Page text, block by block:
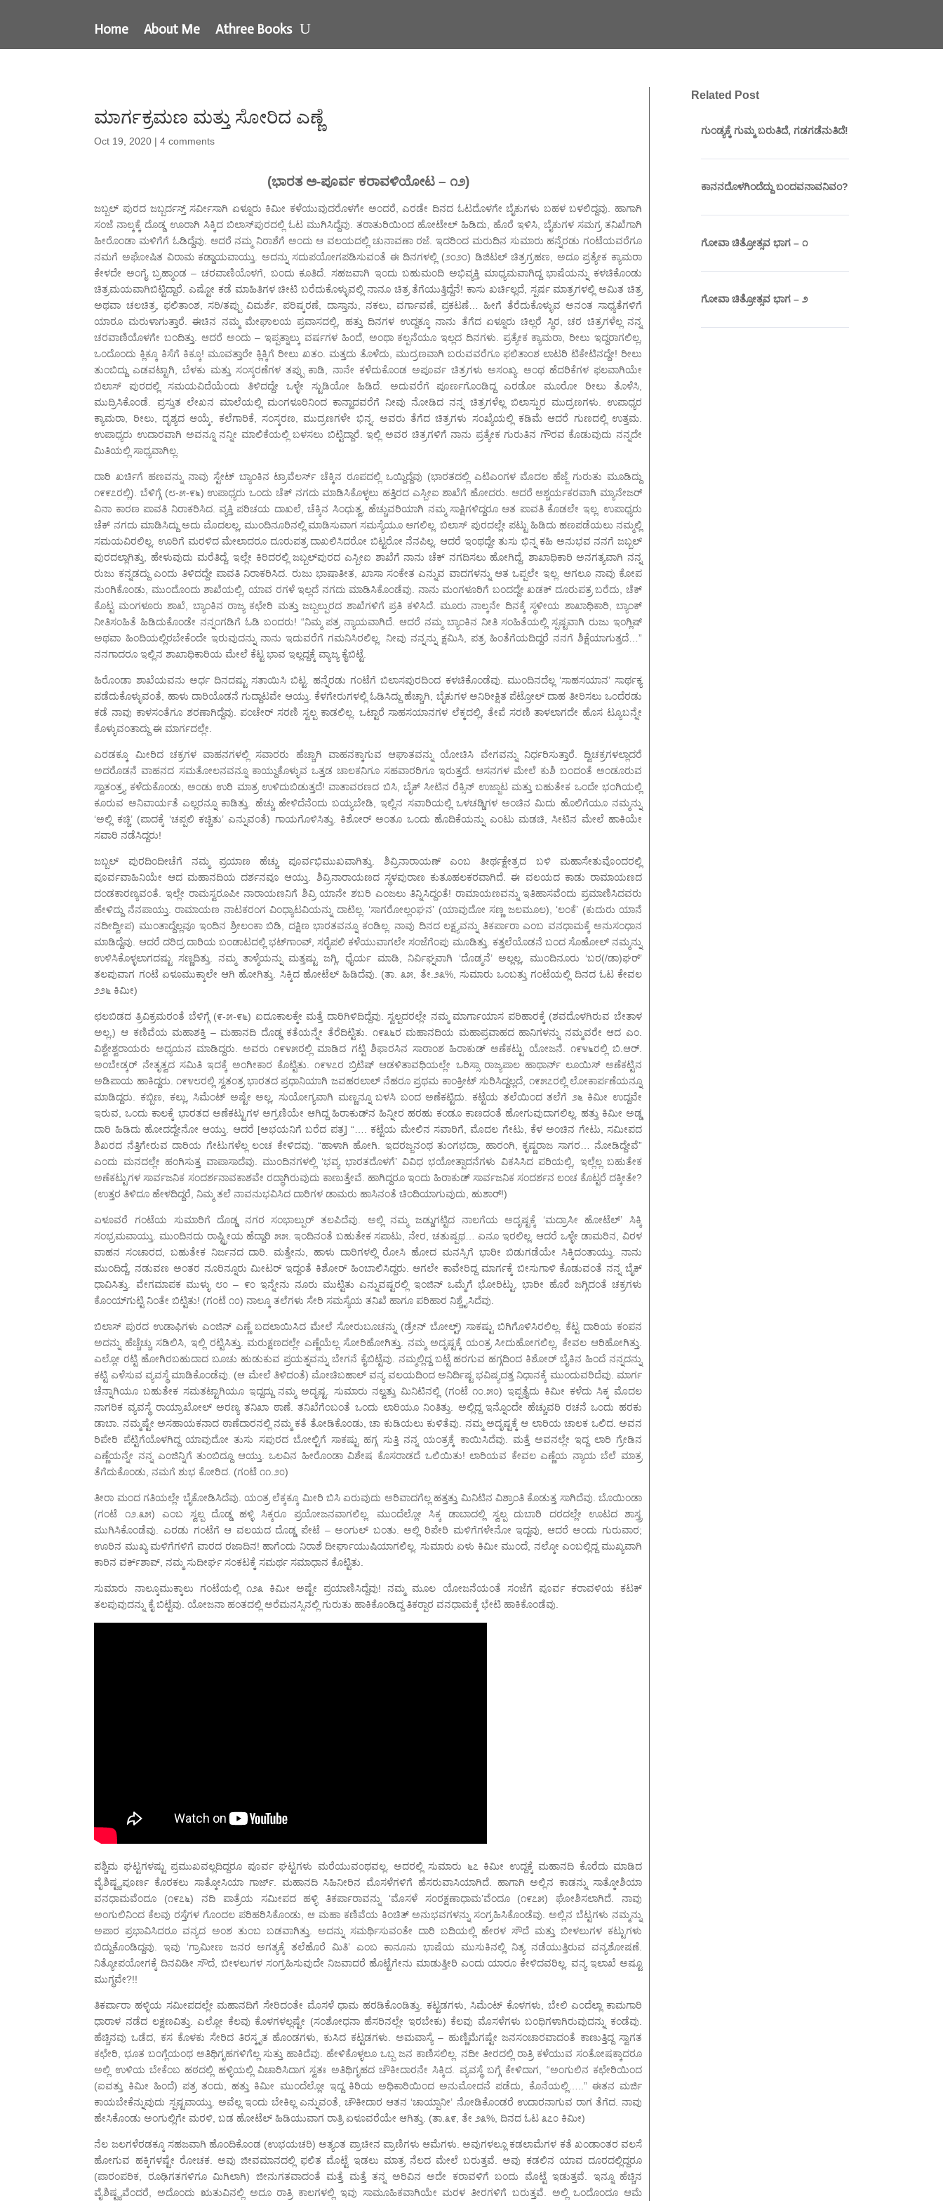
Home About Me Athree Books
ಮಾರ್ಗಕ್ರಮಣ ಮತ್ತು ಸೋರಿದ ಎಣ್ಣೆ
Oct 19, 2020 |4 comments
(ಭಾರತ ಅ-ಪೂರ್ವ ಕರಾವಳಿಯೋಟ – ೧೨)
ಜಬ್ಬಲ್ ಪುರದ ಜಬ್ಬರ್ದಸ್ತ್ ಸರ್ವೀಸಾಗಿ ಏಳ್ನೂರು ಕಿಮೀ ಕಳೆಯುವುದರೊಳಗೇ ಅಂದರೆ, ಎರಡೇ ದಿನದ ಓಟದೊಳಗೇ ಬೈಕುಗಳು ಬಹಳ ಬಳಲಿದ್ದವು. ಹಾಗಾಗಿ
ಸಂಜೆ ನಾಲ್ಕಕ್ಕೆ ದೊಡ್ಡ ಊರಾಗಿ ಸಿಕ್ಕಿದ ಬಿಲಾಸ್‍ಪುರದಲ್ಲಿ ಓಟ ಮುಗಿಸಿದ್ದೆವು. ತರಾತುರಿಯಿಂದ ಹೋಟೇಲ್ ಹಿಡಿದು, ಹೊರೆ ಇಳಿಸಿ, ಬೈಕುಗಳ ಸಮಗ್ರ ತನಿಖೆಗಾಗಿ
ಹೀರೊಂಡಾ ಮಳಿಗೆಗೆ ಓಡಿದ್ದೆವು. ಆದರೆ ನಮ್ಮ ನಿರಾಶೆಗೆ ಅಂದು ಆ ವಲಯದಲ್ಲಿ ಚುನಾವಣಾ ರಜೆ. ಇದರಿಂದ ಮರುದಿನ ಸುಮಾರು ಹನ್ನೆರಡು ಗಂಟೆಯವರೆಗೂ
ನಮಗೆ ಅಘೋಷಿತ ವಿರಾಮ ಕಡ್ಡಾಯವಾಯ್ತು. ಅದನ್ನು ಸದುಪಯೋಗಪಡಿಸುವಂತೆ ಈ ದಿನಗಳಲ್ಲಿ (೨೦೨೦) ಡಿಜಿಟಲ್ ಚಿತ್ರಗ್ರಹಣ, ಅದೂ ಪ್ರತ್ಯೇಕ ಕ್ಯಾಮರಾ
ಕೇಳದೇ ಅಂಗೈ ಬ್ರಹ್ಮಾಂಡ – ಚರವಾಣಿಯೊಳಗೆ, ಬಂದು ಕೂತಿದೆ. ಸಹಜವಾಗಿ ಇಂದು ಬಹುಮಂದಿ ಅಭಿವ್ಯಕ್ತಿ ಮಾಧ್ಯಮವಾಗಿದ್ದ ಭಾಷೆಯನ್ನು ಕಳಚಿಕೊಂಡು
ಚಿತ್ರಮಯವಾಗಿಬಿಟ್ಟಿದ್ದಾರೆ. ಎಷ್ಟೋ ಕಡೆ ಮಾಹಿತಿಗಳ ಚೀಟಿ ಬರೆದುಕೊಳ್ಳುವಲ್ಲಿ ನಾನೂ ಚಿತ್ರ ತೆಗೆಯುತ್ತಿದ್ದೆನೆ! ಕಾಸು ಖರ್ಚಿಲ್ಲದೆ, ಸ್ಪರ್ಷ ಮಾತ್ರಗಳಲ್ಲಿ ಅಮಿತ ಚಿತ್ರ
ಅಥವಾ ಚಲಚಿತ್ರ, ಫಲಿತಾಂಶ, ಸರಿ/ತಪ್ಪು ವಿಮರ್ಶೆ, ಪರಿಷ್ಕರಣೆ, ದಾಸ್ತಾನು, ನಕಲು, ವರ್ಗಾವಣೆ, ಪ್ರಕಟಣೆ… ಹೀಗೆ ತೆರೆದುಕೊಳ್ಳುವ ಅನಂತ ಸಾಧ್ಯತೆಗಳಿಗೆ
ಯಾರೂ ಮರುಳಾಗುತ್ತಾರೆ. ಈಚಿನ ನಮ್ಮ ಮೇಘಾಲಯ ಪ್ರವಾಸದಲ್ಲಿ, ಹತ್ತು ದಿನಗಳ ಉದ್ದಕ್ಕೂ ನಾನು ತೆಗೆದ ಏಳ್ನೂರು ಚಿಲ್ಲರೆ ಸ್ಥಿರ, ಚರ ಚಿತ್ರಗಳೆಲ್ಲ ನನ್ನ
ಚರವಾಣಿಯೊಳಗೇ ಬಂದಿತ್ತು. ಆದರೆ ಅಂದು – ಇಪ್ಪತ್ನಾಲ್ಕು ವರ್ಷಗಳ ಹಿಂದೆ, ಅಂಥಾ ಕಲ್ಪನೆಯೂ ಇಲ್ಲದ ದಿನಗಳು. ಪ್ರತ್ಯೇಕ ಕ್ಯಾಮರಾ, ರೀಲು ಇದ್ದರಾಗಲಿಲ್ಲ,
ಒಂದೊಂದು ಕ್ಲಿಕ್ಕೂ ಕಿಸೆಗೆ ಕಿಕ್ಕೂ! ಮೂವತ್ತಾರೇ ಕ್ಲಿಕ್ಕಿಗೆ ರೀಲು ಖತಂ. ಮತ್ತದು ತೊಳೆದು, ಮುದ್ರಣವಾಗಿ ಬರುವವರೆಗೂ ಫಲಿತಾಂಶ ಲಾಟರಿ ಟಿಕೇಟಿನದ್ದೇ! ರೀಲು
ತುಂಬಿದ್ದು ಎಡವಟ್ಟಾಗಿ, ಬೆಳಕು ಮತ್ತು ಸಂಸ್ಕರಣೆಗಳ ತಪ್ಪು ಕಾಡಿ, ನಾನೇ ಕಳೆದುಕೊಂಡ ಅಪೂರ್ವ ಚಿತ್ರಗಳು ಅಸಂಖ್ಯ. ಅಂಥ ಹೆದರಿಕೆಗಳ ಫಲವಾಗಿಯೇ
ಬಿಲಾಸ್ ಪುರದಲ್ಲಿ ಸಮಯವಿದೆಯೆಂದು ತಿಳಿದದ್ದೇ ಒಳ್ಳೇ ಸ್ಟುಡಿಯೋ ಹಿಡಿದೆ. ಅದುವರೆಗೆ ಪೂರ್ಣಗೊಂಡಿದ್ದ ಎರಡೋ ಮೂರೋ ರೀಲು ತೊಳೆಸಿ,
ಮುದ್ರಿಸಿಕೊಂಡೆ. ಪ್ರಸ್ತುತ ಲೇಖನ ಮಾಲೆಯಲ್ಲಿ ಮಂಗಳೂರಿನಿಂದ ಕಾನ್ಹಾದವರೆಗೆ ನೀವು ನೋಡಿದ ನನ್ನ ಚಿತ್ರಗಳೆಲ್ಲ ಬಿಲಾಸ್ಪುರ ಮುದ್ರಣಗಳು. ಉಪಾಧ್ಯರ
ಕ್ಯಾಮರಾ, ರೀಲು, ದೃಶ್ಯದ ಆಯ್ಕೆ, ಕಲೆಗಾರಿಕೆ, ಸಂಸ್ಕರಣ, ಮುದ್ರಣಗಳೇ ಭಿನ್ನ. ಅವರು ತೆಗೆದ ಚಿತ್ರಗಳು ಸಂಖ್ಯೆಯಲ್ಲಿ ಕಡಿಮೆ ಆದರೆ ಗುಣದಲ್ಲಿ ಉತ್ತಮ.
ಉಪಾಧ್ಯರು ಉದಾರವಾಗಿ ಅವನ್ನೂ ನನ್ನೀ ಮಾಲಿಕೆಯಲ್ಲಿ ಬಳಸಲು ಬಿಟ್ಟಿದ್ದಾರೆ. ಇಲ್ಲಿ ಅವರ ಚಿತ್ರಗಳಿಗೆ ನಾನು ಪ್ರತ್ಯೇಕ ಗುರುತಿನ ಗೌರವ ಕೊಡುವುದು ನನ್ನದೇ
ಮಿತಿಯಲ್ಲಿ ಸಾಧ್ಯವಾಗಿಲ್ಲ.
ದಾರಿ ಖರ್ಚಿಗೆ ಹಣವನ್ನು ನಾವು ಸ್ಟೇಟ್ ಬ್ಯಾಂಕಿನ ಟ್ರಾವೆಲರ್ಸ್ ಚೆಕ್ಕಿನ ರೂಪದಲ್ಲಿ ಒಯ್ದಿದ್ದೆವು (ಭಾರತದಲ್ಲಿ ಎಟಿಎಂಗಳ ಮೊದಲ ಹೆಜ್ಜೆ ಗುರುತು ಮೂಡಿದ್ದು
೧೯೯೭ರಲ್ಲಿ). ಬೆಳಿಗ್ಗೆ (೮-೫-೯೬) ಉಪಾಧ್ಯರು ಒಂದು ಚೆಕ್ ನಗದು ಮಾಡಿಸಿಕೊಳ್ಳಲು ಹತ್ತಿರದ ಎಸ್ಬೀಐ ಶಾಖೆಗೆ ಹೋದರು. ಆದರೆ ಆಶ್ಚರ್ಯಕರವಾಗಿ ಮ್ಯಾನೇಜರ್
ವಿನಾ ಕಾರಣ ಪಾವತಿ ನಿರಾಕರಿಸಿದ. ವ್ಯಕ್ತಿ ಪರಿಚಯ ದಾಖಲೆ, ಚೆಕ್ಕಿನ ಸಿಂಧುತ್ವ, ಹೆಚ್ಚುವರಿಯಾಗಿ ನಮ್ಮ ಸಾಕ್ಷಿಗಳಿದ್ದರೂ ಆತ ಪಾವತಿ ಕೊಡಲೇ ಇಲ್ಲ. ಉಪಾಧ್ಯರು
ಚೆಕ್ ನಗದು ಮಾಡಿಸಿದ್ದು ಅದು ಮೊದಲಲ್ಲ, ಮುಂದಿನೂರಿನಲ್ಲಿ ಮಾಡಿಸುವಾಗ ಸಮಸ್ಯೆಯೂ ಆಗಲಿಲ್ಲ. ಬಿಲಾಸ್ ಪುರದಲ್ಲೇ ಪಟ್ಟು ಹಿಡಿದು ಹಣಪಡೆಯಲು ನಮ್ಮಲ್ಲಿ
ಸಮಯವಿರಲಿಲ್ಲ. ಊರಿಗೆ ಮರಳಿದ ಮೇಲಾದರೂ ದೂರುಪತ್ರ ದಾಖಲಿಸಿದರೋ ಬಿಟ್ಟರೋ ನೆನಪಿಲ್ಲ. ಆದರೆ ಇಂಥದ್ದೇ ತುಸು ಭಿನ್ನ ಕಹಿ ಅನುಭವ ನನಗೆ ಜಬ್ಬಲ್
ಪುರದಲ್ಲಾಗಿತ್ತು, ಹೇಳುವುದು ಮರೆತಿದ್ದೆ. ಇಲ್ಲೇ ಕಿರಿದರಲ್ಲಿ ಜಬ್ಬಲ್‍ಪುರದ ಎಸ್ಬೀಐ ಶಾಖೆಗೆ ನಾನು ಚೆಕ್ ನಗದಿಸಲು ಹೋಗಿದ್ದೆ. ಶಾಖಾಧಿಕಾರಿ ಅನಗತ್ಯವಾಗಿ ನನ್ನ
ರುಜು ಕನ್ನಡದ್ದು ಎಂದು ತಿಳಿದದ್ದೇ ಪಾವತಿ ನಿರಾಕರಿಸಿದ. ರುಜು ಭಾಷಾತೀತ, ಖಾಸಾ ಸಂಕೇತ ಎನ್ನುವ ವಾದಗಳನ್ನು ಆತ ಒಪ್ಪಲೇ ಇಲ್ಲ. ಆಗಲೂ ನಾವು ಕೋಪ
ನುಂಗಿಕೊಂಡು, ಮುಂದೊಂದು ಶಾಖೆಯಲ್ಲಿ, ಯಾವ ರಗಳೆ ಇಲ್ಲದೆ ನಗದು ಮಾಡಿಸಿಕೊಂಡೆವು. ನಾನು ಮಂಗಳೂರಿಗೆ ಬಂದದ್ದೇ ಖಡಕ್ ದೂರುಪತ್ರ ಬರೆದು, ಚೆಕ್
ಕೊಟ್ಟ ಮಂಗಳೂರು ಶಾಖೆ, ಬ್ಯಾಂಕಿನ ರಾಜ್ಯ ಕಛೇರಿ ಮತ್ತು ಜಬ್ಬಲ್ಪುರದ ಶಾಖೆಗಳಿಗೆ ಪ್ರತಿ ಕಳಿಸಿದೆ. ಮೂರು ನಾಲ್ಕನೇ ದಿನಕ್ಕೆ ಸ್ಥಳೀಯ ಶಾಖಾಧಿಕಾರಿ, ಬ್ಯಾಂಕ್
ನೀತಿಸಂಹಿತೆ ಹಿಡಿದುಕೊಂಡೇ ನನ್ನಂಗಡಿಗೆ ಓಡಿ ಬಂದರು! “ನಿಮ್ಮ ಪತ್ರ ನ್ಯಾಯವಾಗಿದೆ. ಆದರೆ ನಮ್ಮ ಬ್ಯಾಂಕಿನ ನೀತಿ ಸಂಹಿತೆಯಲ್ಲಿ ಸ್ಪಷ್ಟವಾಗಿ ರುಜು ಇಂಗ್ಲಿಷ್
ಅಥವಾ ಹಿಂದಿಯಲ್ಲಿರಬೇಕೆಂದೇ ಇರುವುದನ್ನು ನಾನು ಇದುವರೆಗೆ ಗಮನಿಸಿರಲಿಲ್ಲ. ನೀವು ನನ್ನನ್ನು ಕ್ಷಮಿಸಿ, ಪತ್ರ ಹಿಂತೆಗೆಯದಿದ್ದರೆ ನನಗೆ ಶಿಕ್ಷೆಯಾಗುತ್ತದೆ…”
ನನಗಾದರೂ ಇಲ್ಲಿನ ಶಾಖಾಧಿಕಾರಿಯ ಮೇಲೆ ಕೆಟ್ಟ ಭಾವ ಇಲ್ಲದ್ದಕ್ಕೆ ವ್ಯಾಜ್ಯ ಕೈಬಿಟ್ಟೆ.
ಹಿರೊಂಡಾ ಶಾಖೆಯವನು ಅರ್ಧ ದಿನದಷ್ಟು ಸತಾಯಿಸಿ ಬಿಟ್ಟ. ಹನ್ನೆರಡು ಗಂಟೆಗೆ ಬಿಲಾಸಪುರದಿಂದ ಕಳಚಿಕೊಂಡೆವು. ಮುಂದಿನದೆಲ್ಲ ‘ಸಾಹಸಯಾನ’ ಸಾರ್ಥಕ್ಯ
ಪಡೆದುಕೊಳ್ಳುವಂತೆ, ಹಾಳು ದಾರಿಯೊಡನೆ ಗುದ್ದಾಟವೇ ಆಯ್ತು. ಕೆಳಗೇರುಗಳಲ್ಲಿ ಓಡಿಸಿದ್ದು ಹೆಚ್ಚಾಗಿ, ಬೈಕುಗಳ ಅನಿರೀಕ್ಷಿತ ಪೆಟ್ರೋಲ್ ದಾಹ ತೀರಿಸಲು ಒಂದೆರಡು
ಕಡೆ ನಾವು ಕಾಳಸಂತೆಗೂ ಶರಣಾಗಿದ್ದೆವು. ಪಂಚೇರ್ ಸರಣಿ ಸ್ವಲ್ಪ ಕಾಡಲಿಲ್ಲ. ಒಟ್ಟಾರೆ ಸಾಹಸಯಾನಗಳ ಲೆಕ್ಕದಲ್ಲಿ, ತೇಪೆ ಸರಣಿ ತಾಳಲಾಗದೇ ಹೊಸ ಟ್ಯೂಬನ್ನೇ
ಕೊಳ್ಳುವಂತಾದ್ದು ಈ ಮಾರ್ಗದಲ್ಲೇ.
ಎರಡಕ್ಕೂ ಮೀರಿದ ಚಕ್ರಗಳ ವಾಹನಗಳಲ್ಲಿ ಸವಾರರು ಹೆಚ್ಚಾಗಿ ವಾಹನಕ್ಕಾಗುವ ಆಘಾತವನ್ನು ಯೋಚಿಸಿ ವೇಗವನ್ನು ನಿರ್ಧರಿಸುತ್ತಾರೆ. ದ್ವಿಚಕ್ರಗಳಲ್ಲಾದರೆ
ಅದರೊಡನೆ ವಾಹನದ ಸಮತೋಲನವನ್ನೂ ಕಾಯ್ದುಕೊಳ್ಳುವ ಒತ್ತಡ ಚಾಲಕನಿಗೂ ಸಹವಾರರಿಗೂ ಇರುತ್ತದೆ. ಆಸನಗಳ ಮೇಲೆ ಕುಶಿ ಬಂದಂತೆ ಅಂಡೂರುವ
ಸ್ವಾತಂತ್ರ್ಯ ಕಳೆದುಕೊಂಡು, ಅಂಡು ಉರಿ ಮಾತ್ರ ಉಳಿದುಬಿಡುತ್ತದೆ! ವಾತಾವರಣದ ಬಿಸಿ, ಬೈಕ್ ಸೀಟಿನ ರೆಕ್ಸಿನ್ ಉಜ್ಜಾಟ ಮತ್ತು ಬಹುತೇಕ ಒಂದೇ ಭಂಗಿಯಲ್ಲಿ
ಕೂರುವ ಅನಿವಾರ್ಯತೆ ಎಲ್ಲರನ್ನೂ ಕಾಡಿತ್ತು. ಹೆಚ್ಚು ಹೇಳಿದೆನೆಂದು ಬಯ್ಯಬೇಡಿ, ಇಲ್ಲಿನ ಸವಾರಿಯಲ್ಲಿ ಒಳಚಡ್ಡಿಗಳ ಅಂಚಿನ ಮಿದು ಹೊಲಿಗೆಯೂ ನಮ್ಮನ್ನು
‘ಅಲ್ಲಿ ಕಚ್ಚಿ’ (ಪಾದಕ್ಕೆ ‘ಚಪ್ಪಲಿ ಕಚ್ಚಿತು’ ಎನ್ನುವಂತೆ) ಗಾಯಗೊಳಿಸಿತ್ತು. ಕಿಶೋರ್ ಅಂತೂ ಒಂದು ಹೊದಿಕೆಯನ್ನು ಎಂಟು ಮಡಚಿ, ಸೀಟಿನ ಮೇಲೆ ಹಾಕಿಯೇ
ಸವಾರಿ ನಡೆಸಿದ್ದರು!
ಜಬ್ಬಲ್ ಪುರದಿಂದೀಚೆಗೆ ನಮ್ಮ ಪ್ರಯಾಣ ಹೆಚ್ಚು ಪೂರ್ವಭಿಮುಖವಾಗಿತ್ತು. ಶಿವ್ರಿನಾರಾಯಣ್ ಎಂಬ ತೀರ್ಥಕ್ಷೇತ್ರದ ಬಳಿ ಮಹಾಸೇತುವೊಂದರಲ್ಲಿ
ಪೂರ್ವವಾಹಿನಿಯೇ ಆದ ಮಹಾನದಿಯ ದರ್ಶನವೂ ಆಯ್ತು. ಶಿವ್ರಿನಾರಾಯಣದ ಸ್ಥಳಪುರಾಣ ಕುತೂಹಲಕರವಾಗಿದೆ. ಈ ವಲಯದ ಕಾಡು ರಾಮಾಯಣದ
ದಂಡಕಾರಣ್ಯವಂತೆ. ಇಲ್ಲೇ ರಾಮಸ್ವರೂಪೀ ನಾರಾಯಣನಿಗೆ ಶಿವ್ರಿ ಯಾನೇ ಶಬರಿ ಎಂಜಲು ತಿನ್ನಿಸಿದ್ದಂತೆ! ರಾಮಾಯಣವನ್ನು ಇತಿಹಾಸವೆಂದು ಪ್ರಮಾಣಿಸಿದವರು
ಹೇಳಿದ್ದು ನೆನಪಾಯ್ತು. ರಾಮಾಯಣ ನಾಟಕರಂಗ ವಿಂಧ್ಯಾಟವಿಯನ್ನು ದಾಟಿಲ್ಲ. ‘ಸಾಗರೋಲ್ಲಂಘನ’ (ಯಾವುದೋ ಸಣ್ಣ ಜಲಮೂಲ), ‘ಲಂಕೆ’ (ಕುದುರು ಯಾನೆ
ನದೀದ್ವೀಪ) ಮುಂತಾದ್ದೆಲ್ಲವೂ ಇಂದಿನ ಶ್ರೀಲಂಕಾ ಬಿಡಿ, ದಕ್ಷಿಣ ಭಾರತವನ್ನೂ ಕಂಡಿಲ್ಲ. ನಾವು ದಿನದ ಲಕ್ಷ್ಯವನ್ನು ತಿಕರ್ಪಾರಾ ಎಂಬ ವನಧಾಮಕ್ಕೆ ಅನುಸಂಧಾನ
ಮಾಡಿದ್ದೆವು. ಆದರೆ ದರಿದ್ರ ದಾರಿಯ ಬಂಡಾಟದಲ್ಲಿ ಭಟ್‍ಗಾಂವ್, ಸರೈಪಲಿ ಕಳೆಯುವಾಗಲೇ ಸಂಜೆಗೆಂಪು ಮೂಡಿತ್ತು. ಕತ್ತಲೆಯೊಡನೆ ಬಂದ ಸೊಹೋಲ್ ನಮ್ಮನ್ನು
ಉಳಿಸಿಕೊಳ್ಳಲಾಗದಷ್ಟು ಸಣ್ಣದಿತ್ತು. ನಮ್ಮ ತಾಳ್ಮೆಯನ್ನು ಮತ್ತಷ್ಟು ಜಗ್ಗಿ, ಧೈರ್ಯ ಮಾಡಿ, ನಿರ್ವಿಘ್ನವಾಗಿ ‘ದೊಡ್ಮನೆ’ ಅಲ್ಲಲ್ಲ, ಮುಂದಿನೂರು ‘ಬರ(/ಡಾ)ಘರ್’
ತಲಪುವಾಗ ಗಂಟೆ ಏಳೂಮುಕ್ಕಾಲೇ ಆಗಿ ಹೋಗಿತ್ತು. ಸಿಕ್ಕಿದ ಹೋಟೆಲ್ ಹಿಡಿದೆವು. (ತಾ. ೩೫, ತೇ.೨೩%, ಸುಮಾರು ಒಂಬತ್ತು ಗಂಟೆಯಲ್ಲಿ ದಿನದ ಓಟ ಕೇವಲ
೨೨೬ ಕಿಮೀ)
ಛಲಬಿಡದ ತ್ರಿವಿಕ್ರಮರಂತೆ ಬೆಳಿಗ್ಗೆ (೯-೫-೯೬) ಐದೂಕಾಲಕ್ಕೇ ಮತ್ತೆ ದಾರಿಗಿಳಿದಿದ್ದೆವು. ಸ್ವಲ್ಪದರಲ್ಲೇ ನಮ್ಮ ಮಾರ್ಗಾಯಾಸ ಪರಿಹಾರಕ್ಕೆ (ಶವದೊಳಗಿರುವ ಬೇತಾಳ
ಅಲ್ಲ,) ಆ ಕಣಿವೆಯ ಮಹಾಶಕ್ತಿ – ಮಹಾನದಿ ದೊಡ್ಡ ಕತೆಯನ್ನೇ ತೆರೆದಿಟ್ಟಿತು. ೧೯೩೬ರ ಮಹಾನದಿಯ ಮಹಾಪ್ರವಾಹದ ಹಾನಿಗಳನ್ನು ನಮ್ಮವರೇ ಆದ ಎಂ.
ವಿಶ್ವೇಶ್ವರಾಯರು ಅಧ್ಯಯನ ಮಾಡಿದ್ದರು. ಅವರು ೧೯೪೫ರಲ್ಲಿ ಮಾಡಿದ ಗಟ್ಟಿ ಶಿಫಾರಸಿನ ಸಾರಾಂಶ ಹಿರಾಕುಡ್ ಅಣೆಕಟ್ಟು ಯೋಜನೆ. ೧೯೪೬ರಲ್ಲಿ ಬಿ.ಆರ್.
ಅಂಬೇಡ್ಕರ್ ನೇತೃತ್ವದ ಸಮಿತಿ ಇದಕ್ಕೆ ಅಂಗೀಕಾರ ಕೊಟ್ಟಿತು. ೧೯೪೭ರ ಬ್ರಿಟಿಷ್ ಆಡಳಿತಾವಧಿಯಲ್ಲೇ ಒರಿಸ್ಸಾ ರಾಜ್ಯಪಾಲ ಹಾಥಾರ್ನ್ ಲೂಯಿಸ್ ಅಣೆಕಟ್ಟಿನ
ಅಡಿಪಾಯ ಹಾಕಿದ್ದರು. ೧೯೪೮ರಲ್ಲಿ ಸ್ವತಂತ್ರ ಭಾರತದ ಪ್ರಧಾನಿಯಾಗಿ ಜವಹರಲಾಲ್ ನೆಹರೂ ಪ್ರಥಮ ಕಾಂಕ್ರೀಟ್ ಸುರಿಸಿದ್ದಲ್ಲದೆ, ೧೯೫೭ರಲ್ಲಿ ಲೋಕಾರ್ಪಣೆಯನ್ನೂ
ಮಾಡಿದ್ದರು. ಕಬ್ಬಿಣ, ಕಲ್ಲು, ಸಿಮೆಂಟ್ ಅಷ್ಟೇ ಅಲ್ಲ, ಸುಯೋಗ್ಯವಾಗಿ ಮಣ್ಣನ್ನೂ ಬಳಸಿ ಬಂದ ಅಣೆಕಟ್ಟಿದು. ಕಟ್ಟೆಯ ತಲೆಯಿಂದ ತಲೆಗೆ ೨೬ ಕಿಮೀ ಉದ್ದವೇ
ಇರುವ, ಒಂದು ಕಾಲಕ್ಕೆ ಭಾರತದ ಅಣೆಕಟ್ಟುಗಳ ಅಗ್ರಣಿಯೇ ಆಗಿದ್ದ ಹಿರಾಕುಡ್‍ನ ಹಿನ್ನೀರ ಹರಹು ಕಂಡೂ ಕಾಣದಂತೆ ಹೋಗುವುದಾಗಲಿಲ್ಲ. ಹತ್ತು ಕಿಮೀ ಅಡ್ಡ
ದಾರಿ ಹಿಡಿದು ಹೋದದ್ದೇನೋ ಆಯ್ತು. ಆದರೆ [ಅಭಯನಿಗೆ ಬರೆದ ಪತ್ರ] “…. ಕಟ್ಟೆಯ ಮೇಲಿನ ಸವಾರಿಗೆ, ಮೊದಲ ಗೇಟು, ಕೆಳ ಅಂಚಿನ ಗೇಟು, ಸಮೀಪದ
ಶಿಖರದ ನೆತ್ತಿಗೇರುವ ದಾರಿಯ ಗೇಟುಗಳೆಲ್ಲ ಲಂಚ ಕೇಳಿದವು. “ಹಾಳಾಗಿ ಹೋಗಿ. ಇದರಜ್ಜನಂಥ ತುಂಗಭದ್ರಾ, ಹಾರಂಗಿ, ಕೃಷ್ಣರಾಜ ಸಾಗರ… ನೋಡಿದ್ದೇವೆ”
ಎಂದು ಮನದಲ್ಲೇ ಹಂಗಿಸುತ್ತ ವಾಪಾಸಾದೆವು. ಮುಂದಿನಗಳಲ್ಲಿ ‘ಭವ್ಯ ಭಾರತದೊಳಗೆ’ ವಿವಿಧ ಭಯೋತ್ಪಾದನೆಗಳು ವಿಕಸಿಸಿದ ಪರಿಯಲ್ಲಿ, ಇಲ್ಲೆಲ್ಲ ಬಹುತೇಕ
ಅಣೆಕಟ್ಟುಗಳ ಸಾರ್ವಜನಿಕ ಸಂದರ್ಶನಾವಕಾಶವೇ ರದ್ಧಾಗಿರುವುದು ಕಾಣುತ್ತೇವೆ. ಹಾಗಿದ್ದರೂ ಇಂದು ಹಿರಾಕುಡ್ ಸಾರ್ವಜನಿಕ ಸಂದರ್ಶನ ಲಂಚ ಕೊಟ್ಟರೆ ದಕ್ಕೀತೇ?
(ಉತ್ತರ ತಿಳಿದೂ ಹೇಳದಿದ್ದರೆ, ನಿಮ್ಮ ತಲೆ ನಾವನುಭವಿಸಿದ ದಾರಿಗಳ ಡಾಮರು ಹಾಸಿನಂತೆ ಚಿಂದಿಯಾಗುವುದು, ಹುಶಾರ್!)
ಏಳೂವರೆ ಗಂಟೆಯ ಸುಮಾರಿಗೆ ದೊಡ್ಡ ನಗರ ಸಂಭಾಲ್ಪುರ್ ತಲಪಿದೆವು. ಅಲ್ಲಿ ನಮ್ಮ ಜಡ್ಡುಗಟ್ಟಿದ ನಾಲಗೆಯ ಅದೃಷ್ಟಕ್ಕೆ ‘ಮದ್ರಾಸೀ ಹೋಟೆಲ್’ ಸಿಕ್ಕಿ
ಸಂಭ್ರಮವಾಯ್ತು. ಮುಂದಿನದು ರಾಷ್ಟ್ರೀಯ ಹೆದ್ದಾರಿ ೫೫. ಇಂದಿನಂತೆ ಬಹುತೇಕ ಸಪಾಟು, ನೇರ, ಚತುಷ್ಪಥ… ಏನೂ ಇರಲಿಲ್ಲ. ಆದರೆ ಒಳ್ಳೇ ಡಾಮರಿನ, ವಿರಳ
ವಾಹನ ಸಂಚಾರದ, ಬಹುತೇಕ ನಿರ್ಜನದ ದಾರಿ. ಮತ್ತೇನು, ಹಾಳು ದಾರಿಗಳಲ್ಲಿ ರೋಸಿ ಹೋದ ಮನಸ್ಸಿಗೆ ಭಾರೀ ಬಿಡುಗಡೆಯೇ ಸಿಕ್ಕಿದಂತಾಯ್ತು. ನಾನು
ಮುಂದಿದ್ದೆ, ನಡುವಣ ಅಂತರ ನೂರಿನ್ನೂರು ಮೀಟರ್ ಇದ್ದಂತೆ ಕಿಶೋರ್ ಹಿಂಬಾಲಿಸಿದ್ದರು. ಆಗಲೇ ಕಾವೇರಿದ್ದ ಮಾರ್ಗಕ್ಕೆ ಬೀಸುಗಾಳಿ ಕೊಡುವಂತೆ ನನ್ನ ಬೈಕ್
ಧಾವಿಸಿತ್ತು. ವೇಗಮಾಪಕ ಮುಳ್ಳು ೮೦ – ೯೦ ಇನ್ನೇನು ನೂರು ಮುಟ್ಟಿತು ಎನ್ನುವಷ್ಟರಲ್ಲಿ ಇಂಜಿನ್ ಒಮ್ಮೆಗೆ ಭೋರಿಟ್ಟು, ಭಾರೀ ಹೊರೆ ಜಗ್ಗಿದಂತೆ ಚಕ್ರಗಳು
ಕೊಂಯ್‍ಗುಟ್ಟಿ ನಿಂತೇ ಬಿಟ್ಟಿತು! (ಗಂಟೆ ೧೦) ನಾಲ್ಕೂ ತಲೆಗಳು ಸೇರಿ ಸಮಸ್ಯೆಯ ತನಿಖೆ ಹಾಗೂ ಪರಿಹಾರ ನಿಶ್ಚೈಸಿದೆವು.
ಬಿಲಾಸ್ ಪುರದ ಉಡಾಫಿಗಳು ಎಂಜಿನ್ ಎಣ್ಣೆ ಬದಲಾಯಿಸಿದ ಮೇಲೆ ಸೋರುಬೂಚನ್ನು (ಡ್ರೇನ್ ಬೋಲ್ಟ್) ಸಾಕಷ್ಟು ಬಿಗಿಗೊಳಿಸಿರಲಿಲ್ಲ. ಕೆಟ್ಟ ದಾರಿಯ ಕಂಪನ
ಅದನ್ನು ಹೆಚ್ಚೆಚ್ಚು ಸಡಿಲಿಸಿ, ಇಲ್ಲಿ ರಟ್ಟಿಸಿತ್ತು. ಮರುಕ್ಷಣದಲ್ಲೇ ಎಣ್ಣೆಯೆಲ್ಲ ಸೋರಿಹೋಗಿತ್ತು. ನಮ್ಮ ಅದೃಷ್ಟಕ್ಕೆ ಯಂತ್ರ ಸೀದುಹೋಗಲಿಲ್ಲ, ಕೇವಲ ಆರಿಹೋಗಿತ್ತು.
ಎಲ್ಲೋ ರಟ್ಟಿ ಹೋಗಿರಬಹುದಾದ ಬೂಚು ಹುಡುಕುವ ಪ್ರಯತ್ನವನ್ನು ಬೇಗನೆ ಕೈಬಿಟ್ಟೆವು. ನಮ್ಮಲ್ಲಿದ್ದ ಬಟ್ಟೆ ಹರಗುವ ಹಗ್ಗದಿಂದ ಕಿಶೋರ್ ಬೈಕಿನ ಹಿಂದೆ ನನ್ನದನ್ನು
ಕಟ್ಟಿ ಎಳೆಸುವ ವ್ಯವಸ್ಥೆ ಮಾಡಿಕೊಂಡೆವು. (ಆ ಮೇಲೆ ತಿಳಿದಂತೆ) ಮೋಚಿಬಹಾಲ್ ವನ್ಯ ವಲಯದಿಂದ ಅನಿರ್ದಿಷ್ಟ ಭವಿಷ್ಯದತ್ತ ನಿಧಾನಕ್ಕೆ ಮುಂದುವರಿದೆವು. ಮಾರ್ಗ
ಚೆನ್ನಾಗಿಯೂ ಬಹುತೇಕ ಸಮತಟ್ಟಾಗಿಯೂ ಇದ್ದದ್ದು ನಮ್ಮ ಅದೃಷ್ಟ. ಸುಮಾರು ನಲ್ವತ್ತು ಮಿನಿಟಿನಲ್ಲಿ (ಗಂಟೆ ೧೦.೫೦) ಇಪ್ಪತ್ತೈದು ಕಿಮೀ ಕಳೆದು ಸಿಕ್ಕ ಮೊದಲ
ನಾಗರಿಕ ವ್ಯವಸ್ಥೆ ರಾಯ್ರಾಖೋಲ್ ಅರಣ್ಯ ತನಿಖಾ ಠಾಣೆ. ತನಿಖೆಗೆಂಬಂತೆ ಒಂದು ಲಾರಿಯೂ ನಿಂತಿತ್ತು. ಅಲ್ಲಿದ್ದ ಇನ್ನೊಂದೇ ಹೆಚ್ಚುವರಿ ರಚನೆ ಒಂದು ಹರಕು
ಡಾಬಾ. ನಮ್ಮಷ್ಟೇ ಅಸಹಾಯಕನಾದ ಠಾಣೆದಾರನಲ್ಲಿ ನಮ್ಮ ಕತೆ ತೋಡಿಕೊಂಡು, ಚಾ ಕುಡಿಯಲು ಕುಳಿತೆವು. ನಮ್ಮ ಅದೃಷ್ಟಕ್ಕೆ ಆ ಲಾರಿಯ ಚಾಲಕ ಒಲಿದ. ಅವನ
ರಿಪೇರಿ ಪೆಟ್ಟಿಗೆಯೊಳಗಿದ್ದ ಯಾವುದೋ ತುಸು ಸಪುರದ ಬೋಲ್ಟಿಗೆ ಸಾಕಷ್ಟು ಹಗ್ಗ ಸುತ್ತಿ ನನ್ನ ಯಂತ್ರಕ್ಕೆ ಕಾಯಿಸಿದೆವು. ಮತ್ತೆ ಅವನಲ್ಲೇ ಇದ್ದ ಲಾರಿ ಗ್ರೇಡಿನ
ಎಣ್ಣೆಯನ್ನೇ ನನ್ನ ಎಂಜಿನ್ನಿಗೆ ತುಂಬಿದ್ದೂ ಆಯ್ತು. ಒಲವಿನ ಹೀರೊಂಡಾ ವಿಶೇಷ ಕೊಸರಾಡದೆ ಒಲಿಯಿತು! ಲಾರಿಯವ ಕೇವಲ ಎಣ್ಣೆಯ ನ್ಯಾಯ ಬೆಲೆ ಮಾತ್ರ
ತೆಗೆದುಕೊಂಡು, ನಮಗೆ ಶುಭ ಕೋರಿದ. (ಗಂಟೆ ೧೧.೨೦)
ತೀರಾ ಮಂದ ಗತಿಯಲ್ಲೇ ಬೈಕೋಡಿಸಿದೆವು. ಯಂತ್ರ ಲೆಕ್ಕಕ್ಕೂ ಮೀರಿ ಬಿಸಿ ಏರುವುದು ಅರಿವಾದಗೆಲ್ಲ ಹತ್ತತ್ತು ಮಿನಿಟಿನ ವಿಶ್ರಾಂತಿ ಕೊಡುತ್ತ ಸಾಗಿದೆವು. ಬೊಯಿಂಡಾ
(ಗಂಟೆ ೧೨.೩೫) ಎಂಬ ಸ್ವಲ್ಪ ದೊಡ್ಡ ಹಳ್ಳಿ ಸಿಕ್ಕರೂ ಪ್ರಯೋಜನವಾಗಲಿಲ್ಲ. ಮುಂದೆಲ್ಲೋ ಸಿಕ್ಕ ಡಾಬಾದಲ್ಲಿ ಸ್ವಲ್ಪ ದುಬಾರಿ ದರದಲ್ಲೇ ಊಟದ ಶಾಸ್ತ್ರ
ಮುಗಿಸಿಕೊಂಡೆವು. ಎರಡು ಗಂಟೆಗೆ ಆ ವಲಯದ ದೊಡ್ಡ ಪೇಟೆ – ಅಂಗುಲ್ ಬಂತು. ಅಲ್ಲಿ ರಿಪೇರಿ ಮಳಿಗೆಗಳೇನೋ ಇದ್ದವು, ಆದರೆ ಅಂದು ಗುರುವಾರ;
ಊರಿನ ಮುಖ್ಯ ಮಳಿಗೆಗಳಿಗೆ ವಾರದ ರಜಾದಿನ! ಹಾಗೆಂದು ನಿರಾಶೆ ದೀರ್ಘಾಯುಷಿಯಾಗಲಿಲ್ಲ. ಸುಮಾರು ಏಳು ಕಿಮೀ ಮುಂದೆ, ನಲ್ಕೋ ಎಂಬಲ್ಲಿದ್ದ ಮುಖ್ಯವಾಗಿ
ಕಾರಿನ ವರ್ಕ್‍ಶಾಪ್, ನಮ್ಮ ಸುದೀರ್ಘ ಸಂಕಟಕ್ಕೆ ಸಮರ್ಥ ಸಮಾಧಾನ ಕೊಟ್ಟಿತು.
ಸುಮಾರು ನಾಲ್ಕೂಮುಕ್ಕಾಲು ಗಂಟೆಯಲ್ಲಿ ೧೨೩ ಕಿಮೀ ಅಷ್ಟೇ ಪ್ರಯಾಣಿಸಿದ್ದೆವು! ನಮ್ಮ ಮೂಲ ಯೋಜನೆಯಂತೆ ಸಂಜೆಗೆ ಪೂರ್ವ ಕರಾವಳಿಯ ಕಟಕ್
ತಲಪುವುದನ್ನು ಕೈ ಬಿಟ್ಟೆವು. ಯೋಜನಾ ಹಂತದಲ್ಲಿ ಅರೆಮನಸ್ಸಿನಲ್ಲಿ ಗುರುತು ಹಾಕಿಕೊಂಡಿದ್ದ ತಿಕರ್‍ಪಾರ ವನಧಾಮಕ್ಕೆ ಭೇಟಿ ಹಾಕಿಕೊಂಡೆವು.
ಪಶ್ಚಿಮ ಘಟ್ಟಗಳಷ್ಟು ಪ್ರಮುಖವಲ್ಲದಿದ್ದರೂ ಪೂರ್ವ ಘಟ್ಟಗಳು ಮರೆಯುವಂಥವಲ್ಲ. ಅದರಲ್ಲಿ ಸುಮಾರು ೬೭ ಕಿಮೀ ಉದ್ದಕ್ಕೆ ಮಹಾನದಿ ಕೊರೆದು ಮಾಡಿದ
ವೈಶಿಷ್ಟ್ಯಪೂರ್ಣ ಕೊರಕಲು ಸಾತ್ಕೋಸಿಯಾ ಗಾರ್ಜ್. ಮಹಾನದಿ ಸಿಹಿನೀರಿನ ಮೊಸಳೆಗಳಿಗೆ ಹೆಸರುವಾಸಿಯಾಗಿದೆ. ಹಾಗಾಗಿ ಅಲ್ಲಿನ ಕಾಡನ್ನು ಸಾತ್ಕೋಶಿಯಾ
ವನಧಾಮವೆಂದೂ (೧೯೭೬) ನದಿ ಪಾತ್ರೆಯ ಸಮೀಪದ ಹಳ್ಳಿ ತಿಕರ್ಪಾರಾವನ್ನು ‘ಮೊಸಳೆ ಸಂರಕ್ಷಣಾಧಾಮ’ವೆಂದೂ (೧೯೭೫) ಘೋಶಿಸಲಾಗಿದೆ. ನಾವು
ಅಂಗುಲಿನಿಂದ ಕೆಲವು ರಸ್ತೆಗಳ ಗೊಂದಲ ಪರಿಹರಿಸಿಕೊಂಡು, ಆ ಮಹಾ ಕಣಿವೆಯ ಕಿಂಚಿತ್ ಅನುಭವಗಳನ್ನು ಸಂಗ್ರಹಿಸಿಕೊಂಡೆವು. ಅಲ್ಲಿನ ಬೆಟ್ಟಗಳು ನಮ್ಮನ್ನು
ಅಪಾರ ಪ್ರಭಾವಿಸಿದರೂ ವನ್ಯದ ಅಂಶ ತುಂಬ ಬಡವಾಗಿತ್ತು. ಅದನ್ನು ಸಮರ್ಥಿಸುವಂತೇ ದಾರಿ ಬದಿಯಲ್ಲಿ ಹೇರಳ ಸೌದೆ ಮತ್ತು ಬೀಳಲುಗಳ ಕಟ್ಟುಗಳು
ಬಿದ್ದುಕೊಂಡಿದ್ದವು. ಇವು ‘ಗ್ರಾಮೀಣ ಜನರ ಅಗತ್ಯಕ್ಕೆ ತಲೆಹೊರೆ ಮಿತಿ’ ಎಂಬ ಕಾನೂನು ಭಾಷೆಯ ಮುಸುಕಿನಲ್ಲಿ ನಿತ್ಯ ನಡೆಯುತ್ತಿರುವ ವನ್ಯಶೋಷಣೆ.
ನಿತ್ಯೋಪಯೋಗಕ್ಕೆ ದಿನವಿಡೀ ಸೌದೆ, ಬೀಳಲುಗಳ ಸಂಗ್ರಹಿಸುವುದೇ ನಿಜವಾದರೆ ಹೊಟ್ಟೆಗೇನು ಮಾಡುತ್ತೀರಿ ಎಂದು ಯಾರೂ ಕೇಳಿದವರಿಲ್ಲ. ವನ್ಯ ಇಲಾಖೆ ಅಷ್ಟೂ
ಮುಗ್ಧವೇ?!!
ತಿಕರ್ಪಾರಾ ಹಳ್ಳಿಯ ಸಮೀಪದಲ್ಲೇ ಮಹಾನದಿಗೆ ಸೇರಿದಂತೇ ಮೊಸಳೆ ಧಾಮ ಹರಡಿಕೊಂಡಿತ್ತು. ಕಟ್ಟಡಗಳು, ಸಿಮೆಂಟ್ ಕೊಳಗಳು, ಬೇಲಿ ಎಂದೆಲ್ಲಾ ಕಾಮಗಾರಿ
ಧಾರಾಳ ನಡೆದ ಲಕ್ಷಣವಿತ್ತು. ಎಲ್ಲೋ ಕೆಲವು ಕೊಳಗಳಲ್ಲಷ್ಟೇ (ಸಂಶೋಧನಾ ಹೆಸರಿನಲ್ಲೇ ಇರಬೇಕು) ಕೆಲವು ಮೊಸಳೆಗಳು ಬಂಧಿಗಳಾಗಿರುವುದನ್ನು ಕಂಡೆವು.
ಹೆಚ್ಚಿನವು ಒಡೆದ, ಕಸ ಕೊಳಕು ಸೇರಿದ ತಿರಸ್ಕೃತ ಹೊಂಡಗಳು, ಕುಸಿದ ಕಟ್ಟಡಗಳು. ಅಮವಾಸ್ಯೆ – ಹುಣ್ಣಿಮೆಗಷ್ಟೇ ಜನಸಂಚಾರವಾದಂತೆ ಕಾಣುತ್ತಿದ್ದ ಸ್ವಾಗತ
ಕಛೇರಿ, ಭೂತ ಬಂಗ್ಲೆಯಂಥ ಅತಿಥಿಗೃಹಗಳಿಗೆಲ್ಲ ಸುತ್ತು ಹಾಕಿದೆವು. ಹೇಳಿಕೊಳ್ಳಲೂ ಒಬ್ಬ ಜನ ಕಾಣಿಸಲಿಲ್ಲ. ನದೀ ತೀರದಲ್ಲಿ ರಾತ್ರಿ ಕಳೆಯುವ ಸಂತೋಷಕ್ಕಾದರೂ
ಅಲ್ಲಿ ಉಳಿಯ ಬೇಕೆಂಬ ಹಠದಲ್ಲಿ ಹಳ್ಳಿಯಲ್ಲಿ ವಿಚಾರಿಸಿದಾಗ ಸ್ವತಃ ಅತಿಥಿಗೃಹದ ಚೌಕೀದಾರನೇ ಸಿಕ್ಕಿದ. ವ್ಯವಸ್ಥೆ ಬಗ್ಗೆ ಕೇಳಿದಾಗ, “ಅಂಗುಲಿನ ಕಛೇರಿಯಿಂದ
(ಐವತ್ತು ಕಿಮೀ ಹಿಂದೆ) ಪತ್ರ ತಂದು, ಹತ್ತು ಕಿಮೀ ಮುಂದೆಲ್ಲೋ ಇದ್ದ ಕಿರಿಯ ಅಧಿಕಾರಿಯಿಂದ ಅನುಮೋದನೆ ಪಡೆದು, ಕೊನೆಯಲ್ಲಿ…..” ಈತನ ಮರ್ಜಿ
ಕಾಯಬೇಕೆನ್ನುವುದು ಸ್ಪಷ್ಟವಾಯ್ತು. ಅವೆಲ್ಲ ಇಂದು ಬೇಕಿಲ್ಲ ಎನ್ನುವಂತೆ, ಚೌಕೀದಾರ ಆತನ ‘ಚಾಯ್ಪಾನೀ’ ನೋಡಿಕೊಂಡರೆ ಉದಾರನಾಗುವ ರಾಗ ತೆಗೆದ. ನಾವು
ಹೇಸಿಕೊಂಡು ಅಂಗುಲ್ಲಿಗೇ ಮರಳಿ, ಬಡ ಹೋಟೆಲ್ ಹಿಡಿಯುವಾಗ ರಾತ್ರಿ ಏಳೂವರೆಯೇ ಆಗಿತ್ತು. (ತಾ.೩೯, ತೇ ೨೩%, ದಿನದ ಓಟ ೩೭೦ ಕಿಮೀ)
ನೆಲ ಜಲಗಳೆರಡಕ್ಕೂ ಸಹಜವಾಗಿ ಹೊಂದಿಕೊಂಡ (ಉಭಯಚರಿ) ಅತ್ಯಂತ ಪ್ರಾಚೀನ ಪ್ರಾಣಿಗಳು ಆಮೆಗಳು. ಅವುಗಳಲ್ಲೂ ಕಡಲಾಮೆಗಳ ಕತೆ ಖಂಡಾಂತರ ವಲಸೆ
ಹೋಗುವ ಹಕ್ಕಿಗಳಷ್ಟೇ ರೋಚಕ. ಅವು ಜೀವಮಾನದಲ್ಲಿ ಫಲಿತ ಮೊಟ್ಟೆ ಇಡಲು ಮಾತ್ರ ನೆಲದ ಮೇಲೆ ಬರುತ್ತವೆ. ಅವು ಕಡಲಿನ ಯಾವ ದೂರದಲ್ಲಿದ್ದರೂ
(ಪಾರಂಪರಿಕ, ರೂಢಿಗತಗಳಿಗೂ ಮಿಗಿಲಾಗಿ) ಜೀನುಗತವಾದಂತೆ ಮತ್ತೆ ಮತ್ತೆ ತನ್ನ ಅರಿವಿನ ಅದೇ ಕರಾವಳಿಗೆ ಬಂದು ಮೊಟ್ಟೆ ಇಡುತ್ತವೆ. ಇನ್ನೂ ಹೆಚ್ಚಿನ
ವೈಶಿಷ್ಟ್ಯವೆಂದರೆ, ಅದೊಂದು ಋತುವಿನಲ್ಲಿ ಅದೂ ರಾತ್ರಿ ಕಾಲಗಳಲ್ಲಿ ಇವು ಸಾಮೂಹಿಕವಾಗಿಯೇ ಮರಳ ತೀರಗಳಿಗೆ ಬರುತ್ತವೆ. ಅಲ್ಲಿ ಒಂದೊಂದೂ ಆಮೆ
Related Post
ಗುಂಡ್ಯಕ್ಕೆ ಗುಮ್ಮ ಬರುತಿದೆ, ಗಡಗಡೆನುತಿದೆ!
ಕಾನನದೊಳಗಿಂದೆದ್ದು ಬಂದವನಾವನಿವಂ?
ಗೋವಾ ಚಿತ್ರೋತ್ಸವ ಭಾಗ – ೧
ಗೋವಾ ಚಿತ್ರೋತ್ಸವ ಭಾಗ – ೨